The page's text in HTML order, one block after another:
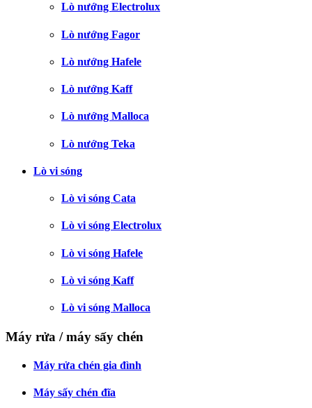
Lò nướng Electrolux
Lò nướng Fagor
Lò nướng Hafele
Lò nướng Kaff
Lò nướng Malloca
Lò nướng Teka
Lò vi sóng
Lò vi sóng Cata
Lò vi sóng Electrolux
Lò vi sóng Hafele
Lò vi sóng Kaff
Lò vi sóng Malloca
Máy rửa / máy sấy chén
Máy rửa chén gia đình
Máy sấy chén đĩa